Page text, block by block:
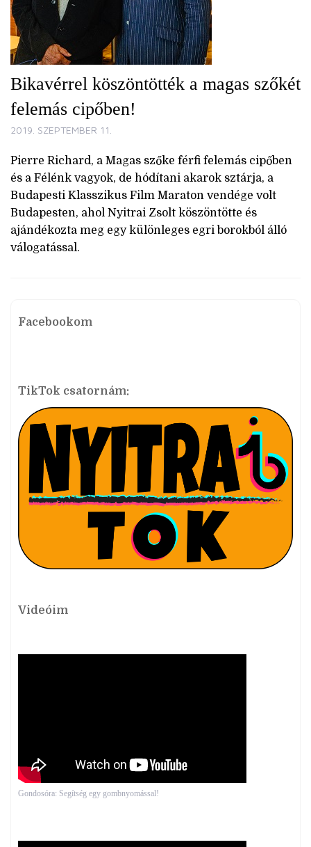
Bikavérrel köszöntötték a magas szőkét
felemás cipőben!
2019. SZEPTEMBER 11.
Pierre Richard, a Magas szőke férfi felemás cipőben
és a Félénk vagyok, de hódítani akarok sztárja, a
Budapesti Klasszikus Film Maraton vendége volt
Budapesten, ahol Nyitrai Zsolt köszöntötte és
ajándékozta meg egy különleges egri borokból álló
válogatással.
Facebookom
TikTok csatornám:
Videóim
Gondosóra: Segítség egy gombnyomással!